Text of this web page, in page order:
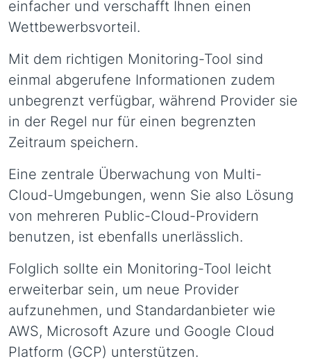
einfacher und verschafft Ihnen einen
Wettbewerbsvorteil.
Mit dem richtigen Monitoring-Tool sind
einmal abgerufene Informationen zudem
unbegrenzt verfügbar, während Provider sie
in der Regel nur für einen begrenzten
Zeitraum speichern.
Eine zentrale Überwachung von Multi-
Cloud-Umgebungen, wenn Sie also Lösung
von mehreren Public-Cloud-Providern
benutzen, ist ebenfalls unerlässlich.
Folglich sollte ein Monitoring-Tool leicht
erweiterbar sein, um neue Provider
aufzunehmen, und Standardanbieter wie
AWS, Microsoft Azure und Google Cloud
Platform (GCP) unterstützen.